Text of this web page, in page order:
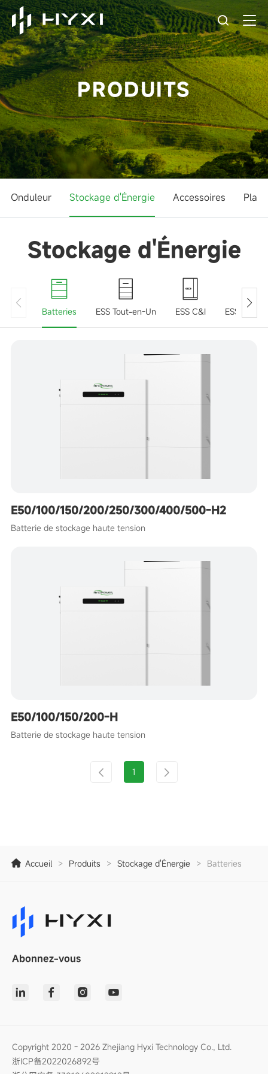
PRODUITS
Onduleur Stockage d'Énergie Accessoires
Stockage d'Énergie
Batteries ESS Tout-en-Un ESS C&I ESS
E50/100/150/200/250/300/400/500-H2
Batterie de stockage haute tension
E50/100/150/200-H
Batterie de stockage haute tension
1
Accueil > Produits > Stockage d'Énergie > Batteries
Abonnez-vous
Copyright 2020 - 2026 Zhejiang Hyxi Technology Co., Ltd.
浙ICP备2022026892号